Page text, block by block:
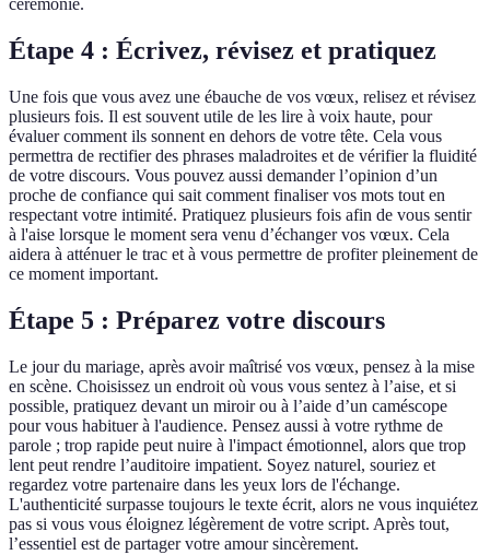
cérémonie.
Étape 4 : Écrivez, révisez et pratiquez
Une fois que vous avez une ébauche de vos vœux, relisez et révisez
plusieurs fois. Il est souvent utile de les lire à voix haute, pour
évaluer comment ils sonnent en dehors de votre tête. Cela vous
permettra de rectifier des phrases maladroites et de vérifier la fluidité
de votre discours. Vous pouvez aussi demander l’opinion d’un
proche de confiance qui sait comment finaliser vos mots tout en
respectant votre intimité. Pratiquez plusieurs fois afin de vous sentir
à l'aise lorsque le moment sera venu d’échanger vos vœux. Cela
aidera à atténuer le trac et à vous permettre de profiter pleinement de
ce moment important.
Étape 5 : Préparez votre discours
Le jour du mariage, après avoir maîtrisé vos vœux, pensez à la mise
en scène. Choisissez un endroit où vous vous sentez à l’aise, et si
possible, pratiquez devant un miroir ou à l’aide d’un caméscope
pour vous habituer à l'audience. Pensez aussi à votre rythme de
parole ; trop rapide peut nuire à l'impact émotionnel, alors que trop
lent peut rendre l’auditoire impatient. Soyez naturel, souriez et
regardez votre partenaire dans les yeux lors de l'échange.
L'authenticité surpasse toujours le texte écrit, alors ne vous inquiétez
pas si vous vous éloignez légèrement de votre script. Après tout,
l’essentiel est de partager votre amour sincèrement.